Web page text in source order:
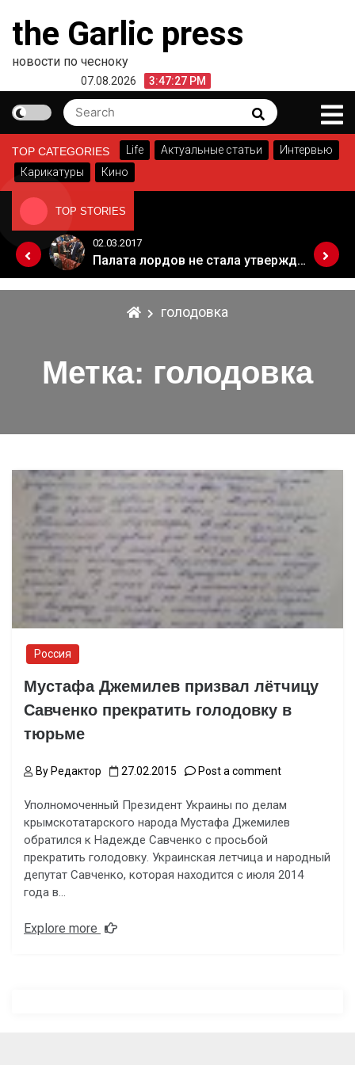
content
the Garlic press
новости по чесноку
07.08.2026 3:47:27 PM
Search
for:
Search
TOP CATEGORIES Life Актуальные статьи
Интервью
Карикатуры
Кино
TOP STORIES
Когда Россия разрешит полеты в Грузию. Позиция Кремля
02.03.2017
Палата лордов не стала утверждать законопроект о "брексите"
голодовка
Метка: голодовка
Россия
Мустафа Джемилев призвал лётчицу
Савченко прекратить голодовку в
тюрьме
By Редактор 27.02.2015 Post a comment
Уполномоченный Президент Украины по делам
крымскотатарского народа Мустафа Джемилев
обратился к Надежде Савченко с просьбой
прекратить голодовку. Украинская летчица и народный
депутат Савченко, которая находится с июля 2014
года в…
Explore more